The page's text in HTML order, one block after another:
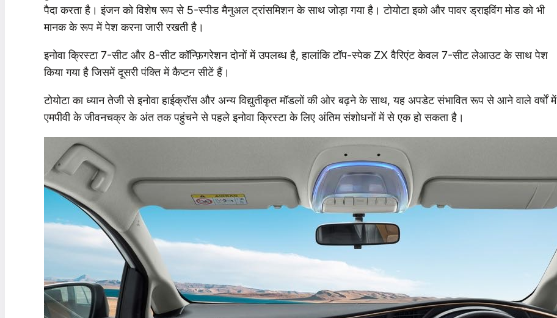
पैदा करता है। इंजन को विशेष रूप से 5-स्पीड मैनुअल ट्रांसमिशन के साथ जोड़ा गया है। टोयोटा इको और पावर ड्राइविंग मोड को भी
मानक के रूप में पेश करना जारी रखती है।
इनोवा क्रिस्टा 7-सीट और 8-सीट कॉन्फ़िगरेशन दोनों में उपलब्ध है, हालांकि टॉप-स्पेक ZX वैरिएंट केवल 7-सीट लेआउट के साथ पेश
किया गया है जिसमें दूसरी पंक्ति में कैप्टन सीटें हैं।
टोयोटा का ध्यान तेजी से इनोवा हाईक्रॉस और अन्य विद्युतीकृत मॉडलों की ओर बढ़ने के साथ, यह अपडेट संभावित रूप से आने वाले वर्षों में
एमपीवी के जीवनचक्र के अंत तक पहुंचने से पहले इनोवा क्रिस्टा के लिए अंतिम संशोधनों में से एक हो सकता है।